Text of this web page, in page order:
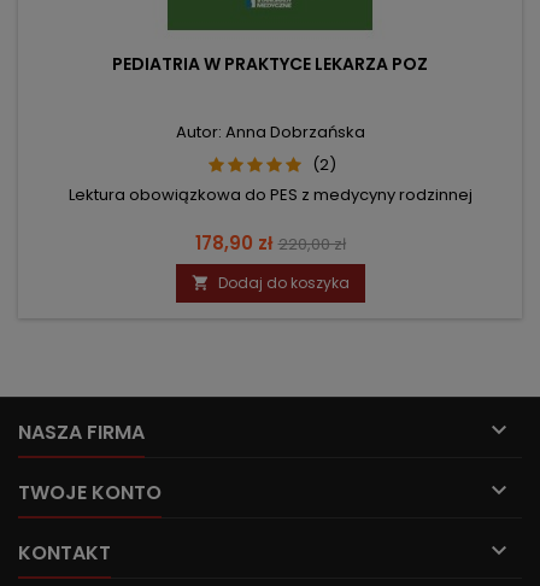
PEDIATRIA W PRAKTYCE LEKARZA POZ
Autor: Anna Dobrzańska
(2)
Lektura obowiązkowa do PES z medycyny rodzinnej
Cena
178,90 zł Cena
podstawowa
220,00 zł
 Dodaj do koszyka
NASZA FIRMA 
TWOJE KONTO 
KONTAKT 